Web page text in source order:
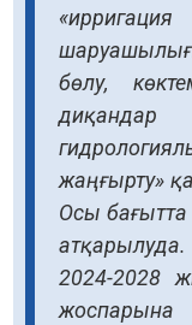
бөлу,
диқандар
жаңғырту»
Осы
2024-2028